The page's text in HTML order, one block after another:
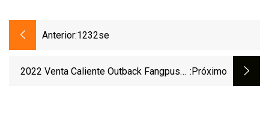
Anterior:1232se
2022 Venta Caliente Outback Fangpusun :próximo